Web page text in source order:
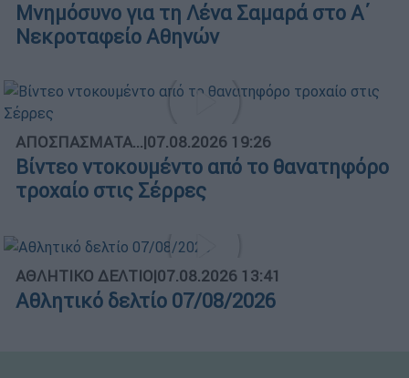
Μνημόσυνο για τη Λένα Σαμαρά στο Α΄
Νεκροταφείο Αθηνών
ΑΠΟΣΠΑΣΜΑΤΑ...|07.08.2026 19:26
Βίντεο ντοκουμέντο από το θανατηφόρο
τροχαίο στις Σέρρες
ΑΘΛΗΤΙΚΟ ΔΕΛΤΙΟ|07.08.2026 13:41
Αθλητικό δελτίο 07/08/2026